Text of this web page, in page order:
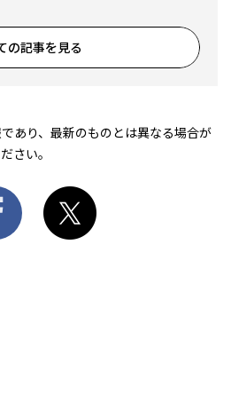
の記事を見る
あり、最新のものとは異なる場合が
さい。